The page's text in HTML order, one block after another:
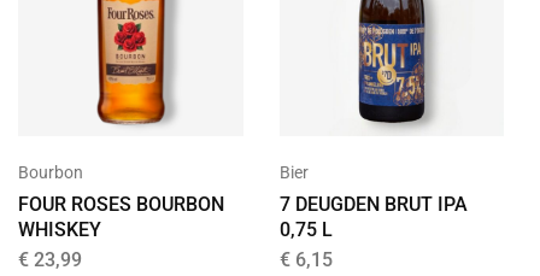
Bourbon
FOUR ROSES BOURBON
WHISKEY
€ 23,99
Bier
7 DEUGDEN BRUT IPA
0,75 L
€6,15